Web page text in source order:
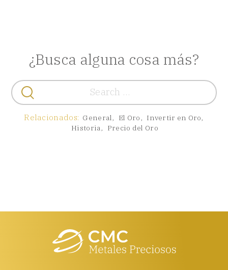
¿Busca alguna cosa más?
Buscar:
Relacionados: General, El Oro, Invertir en Oro,
Historia, Precio del Oro